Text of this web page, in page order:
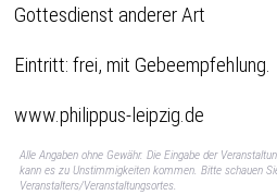
Gottesdienst anderer Art
Eintritt: frei, mit Gebeempfehlung.
www.philippus-leipzig.de
Alle Angaben ohne Gewähr. Die Eingabe der
kann es zu Unstimmigkeiten kommen. Bitte schauen
Veranstalters/Veranstaltungsortes.